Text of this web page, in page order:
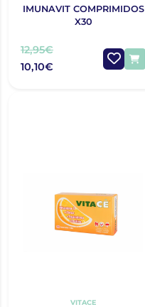
IMUNAVIT COMPRIMIDOS
X30
12,95€
10,10€
VITACE